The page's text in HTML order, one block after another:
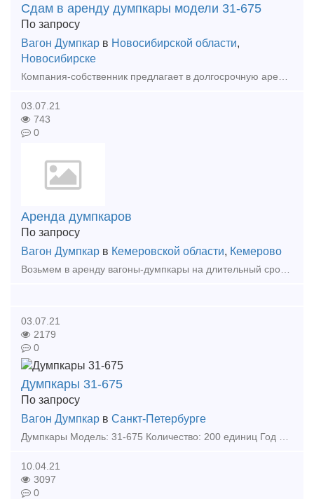
Сдам в аренду думпкары модели 31-675
По запросу
Вагон Думпкар в Новосибирской области,
Новосибирске
03.07.21
743
0
Аренда думпкаров
По запросу
Вагон Думпкар в Кемеровской области, Кемерово
03.07.21
2179
0
Думпкары 31-675
По запросу
Вагон Думпкар в Санкт-Петербурге
Думпкары Модель: 31-675 Количество: 200 единиц Год выпуска: 2014 Отличное состояние! Пишите: 13snabtranenergytrade ru Звоните: 89995270969 Радмир Сергеевич Пак
10.04.21
3097
0